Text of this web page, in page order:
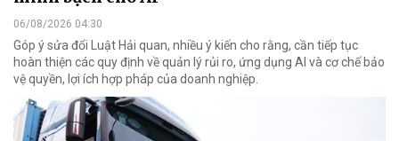
06/08/2026 04:30
Góp ý sửa đổi Luật Hải quan, nhiều ý kiến cho rằng, cần tiếp tục
hoàn thiện các quy định về quản lý rủi ro, ứng dụng AI và cơ chế bảo
vệ quyền, lợi ích hợp pháp của doanh nghiệp.